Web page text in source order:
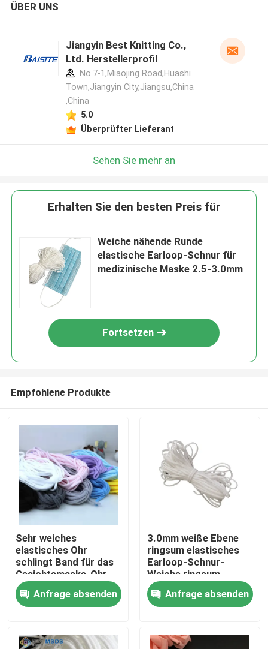
Nach Hause
Über uns
Kontakte
ÜBER UNS
Jiangyin Best Knitting Co.,
Ltd. Herstellerprofil
No.7-1,Miaojing Road,Huashi
Town,Jiangyin City,Jiangsu,China
,China
5.0
Überprüfter Lieferant
Sehen Sie mehr an
Erhalten Sie den besten Preis für
Weiche nähende Runde
elastische Earloop-Schnur für
medizinische Maske 2.5-3.0mm
Fortsetzen
Empfohlene Produkte
Sehr weiches
elastisches Ohr
schlingt Band für das
Gesichtsmaske-Ohr,
das 5mm 6mm hängt
Anfrage absenden
3.0mm weiße Ebene
ringsum elastisches
Earloop-Schnur-
Weiche ringsum
elastische Schnur für
Gesichtsmasken
Anfrage absenden